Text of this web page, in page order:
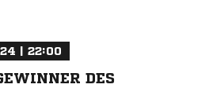
| 22:00
DES